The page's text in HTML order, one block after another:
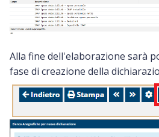
Alla fine dell'elaborazione sarà
fase di creazione della